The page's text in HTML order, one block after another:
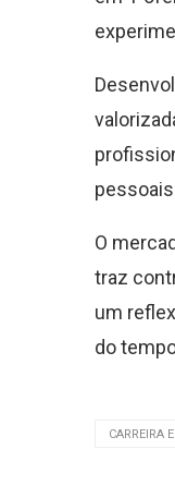
O
traz
um
do
CARREIRA